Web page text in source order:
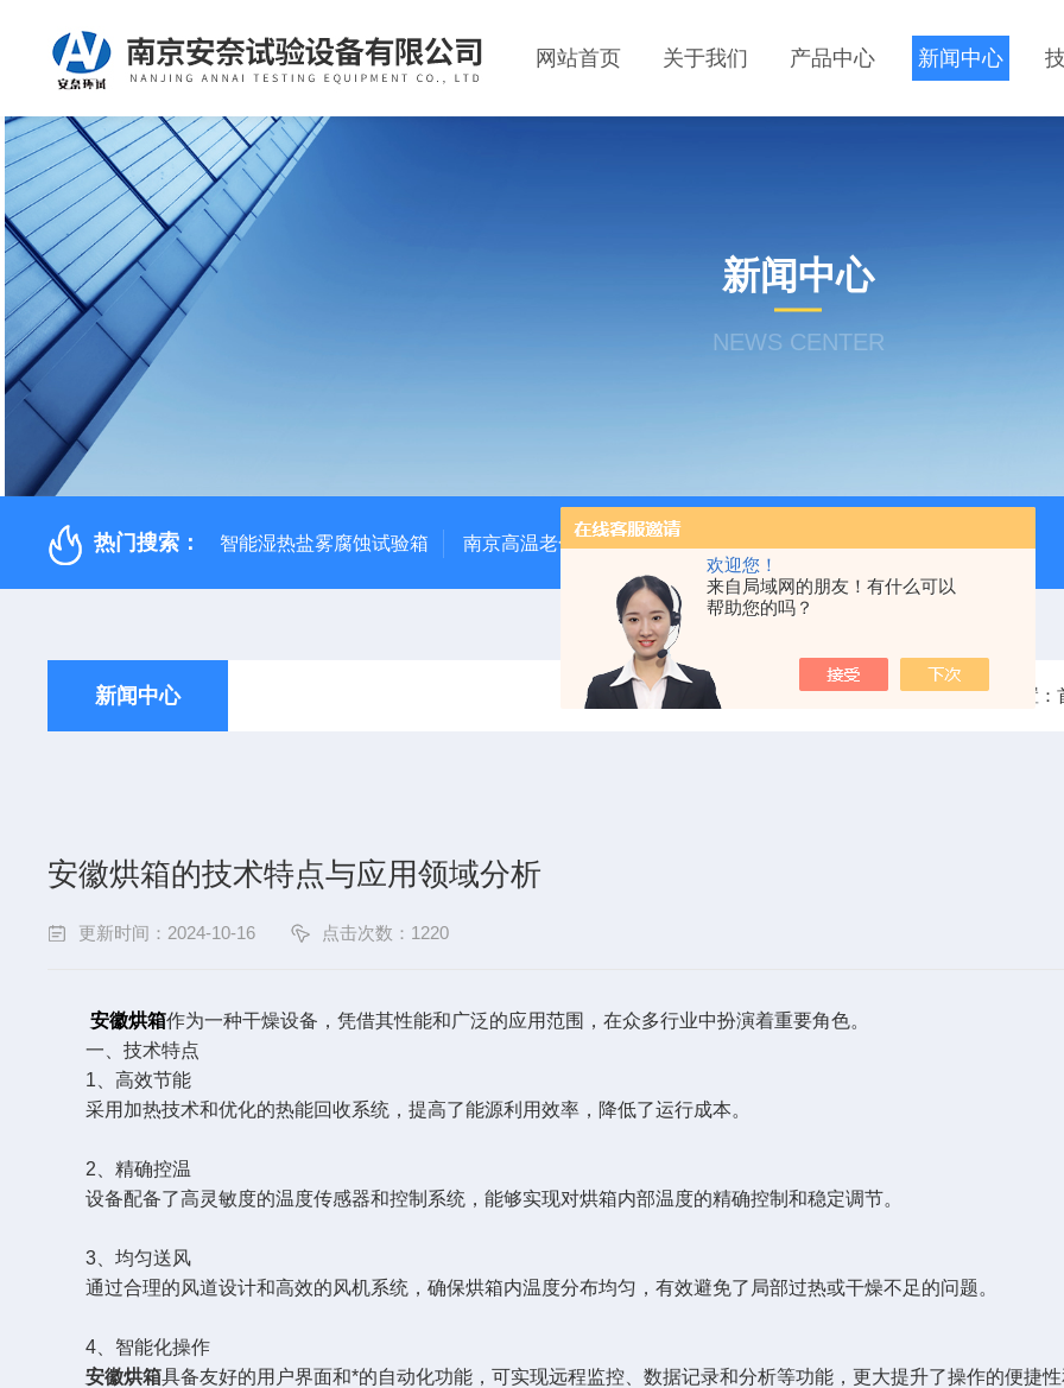
欢迎您！
来自局域网的朋友！有什么可以
帮助您的吗？
网站首页 关于我们 产品中心 新闻中心
新闻中心
NEWS CENTER
热门搜索： 智能湿热盐雾腐蚀试验箱 南京高温老化房，南京老化房
新闻中心 当前位置：
安徽烘箱的技术特点与应用领域分析
更新时间：2024-10-16 点击次数：1220
安徽烘箱作为一种干燥设备，凭借其性能和广泛的应用范围，在众多行业中扮演着重要角色。
一、技术特点
1、高效节能
采用加热技术和优化的热能回收系统，提高了能源利用效率，降低了运行成本。
2、精确控温
设备配备了高灵敏度的温度传感器和控制系统，能够实现对烘箱内部温度的精确控制和稳定调节。
3、均匀送风
通过合理的风道设计和高效的风机系统，确保烘箱内温度分布均匀，有效避免了局部过热或干燥不足的问题。
4、智能化操作
安徽烘箱具备友好的用户界面和*的自动化功能，可实现远程监控、数据记录和分析等功能，更大提升了操作的便捷性